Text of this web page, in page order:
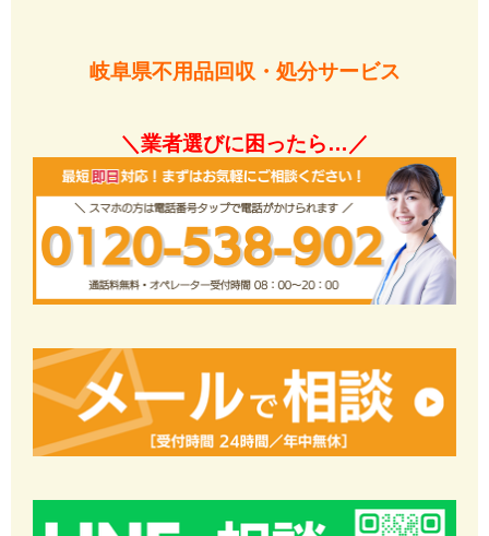
岐阜県不用品回収・処分サービス
＼業者選びに困ったら…／